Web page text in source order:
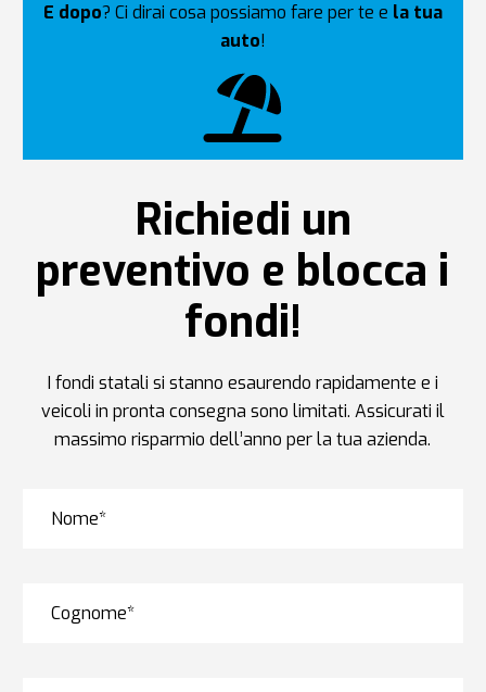
E dopo? Ci dirai cosa possiamo fare per te e la tua
auto!
Richiedi un
preventivo e blocca i
fondi!
I fondi statali si stanno esaurendo rapidamente e i
veicoli in pronta consegna sono limitati. Assicurati il
massimo risparmio dell’anno per la tua azienda.